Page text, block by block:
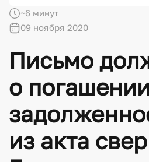
~6 минут
09 ноября 2020
Письмо
о погашении
из акта